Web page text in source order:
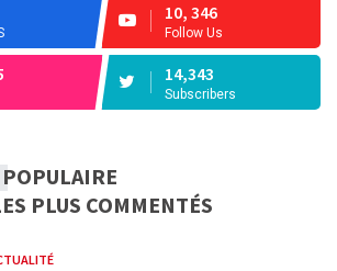
10, 346
Follow Us
14,343
Subscribers
POPULAIRE
PLUS COMMENTÉS